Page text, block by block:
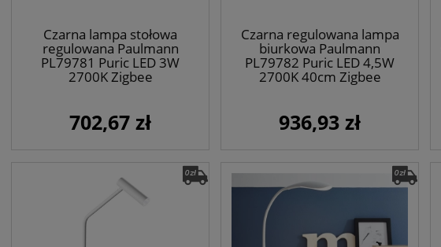
Czarna lampa stołowa
regulowana Paulmann
PL79781 Puric LED 3W
2700K Zigbee
702,67 zł
Czarna regulowana lampa
biurkowa Paulmann
PL79782 Puric LED 4,5W
2700K 40cm Zigbee
936,93 zł